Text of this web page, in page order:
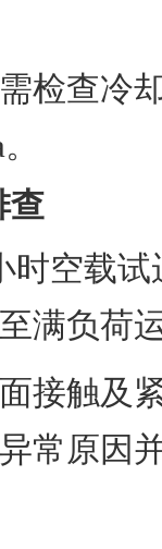
检查冷
查
时空载
满负荷
接触及
常原因